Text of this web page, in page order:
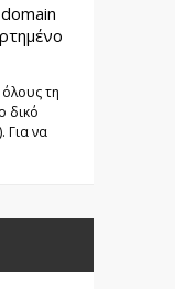
τη
δικό
Για να